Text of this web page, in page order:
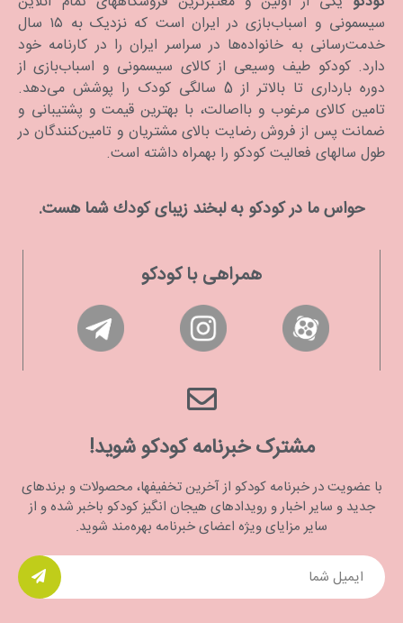
سیسمونی و اسباب‌بازی در ایران است که نزدیک به ۱۵ سال
خدمت‌رسانی به خانواده‌ها در سراسر ایران را در کارنامه خود
دارد. كودكو طیف وسیعی از کالای سیسمونی و اسباب‌بازی از
دوره بارداری تا بالاتر از 5 سالگی کودک را پوشش می‌دهد.
تامین کالای مرغوب و بااصالت، با بهترین قیمت و پشتیبانی و
ضمانت پس از فروش رضایت بالای مشتریان و تامین‌کنندگان در
طول سالهای فعالیت کودکو را بهمراه داشته است.
حواس ما در كودكو به لبخند زیبای كودك شما هست.
همراهی با کودکو
مشترک خبرنامه کودکو شوید!
با عضویت در خبرنامه کودکو از آخرین تخفیفها، محصولات و برندهای
جدید و سایر اخبار و رویدادهای هیجان انگیز کودکو باخبر شده و از
سایر مزایای ویژه اعضای خبرنامه بهره‌مند شوید.